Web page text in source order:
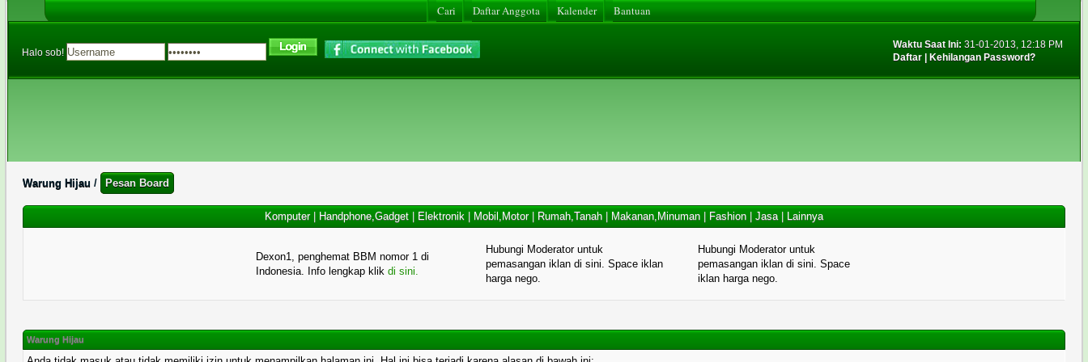
Cari Daftar Anggota Kalender Bantuan
Halo sob!
Waktu Saat Ini: 31-01-2013, 12:18 PM
Daftar
Kehilangan Password?
Warung Hijau / Pesan Board
Komputer| Handphone,Gadget Elektronik Mobil,Motor| Rumah,Tanah Makanan,Minuman Fashion |Jasa| Lainnya
Dexon1, penghemat BBM nomor 1 di
Indonesia. Info lengkap klikdi sini.
Hubungi Moderator untuk
pemasangan iklan di sini. Space iklan
harga nego.
Hubungi Moderator untuk
pemasangan iklan di sini. Space
iklan harga nego.
Warung Hijau